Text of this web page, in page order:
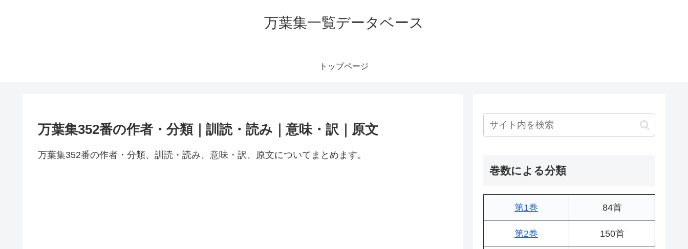
万葉集一覧データベース
トップページ
万葉集352番の作者・分類｜訓読・読み｜意味・訳｜原文
万葉集352番の作者・分類、訓読・読み、意味・訳、原文についてまとめます。
巻数による分類
第1巻 84首
第2巻 150首